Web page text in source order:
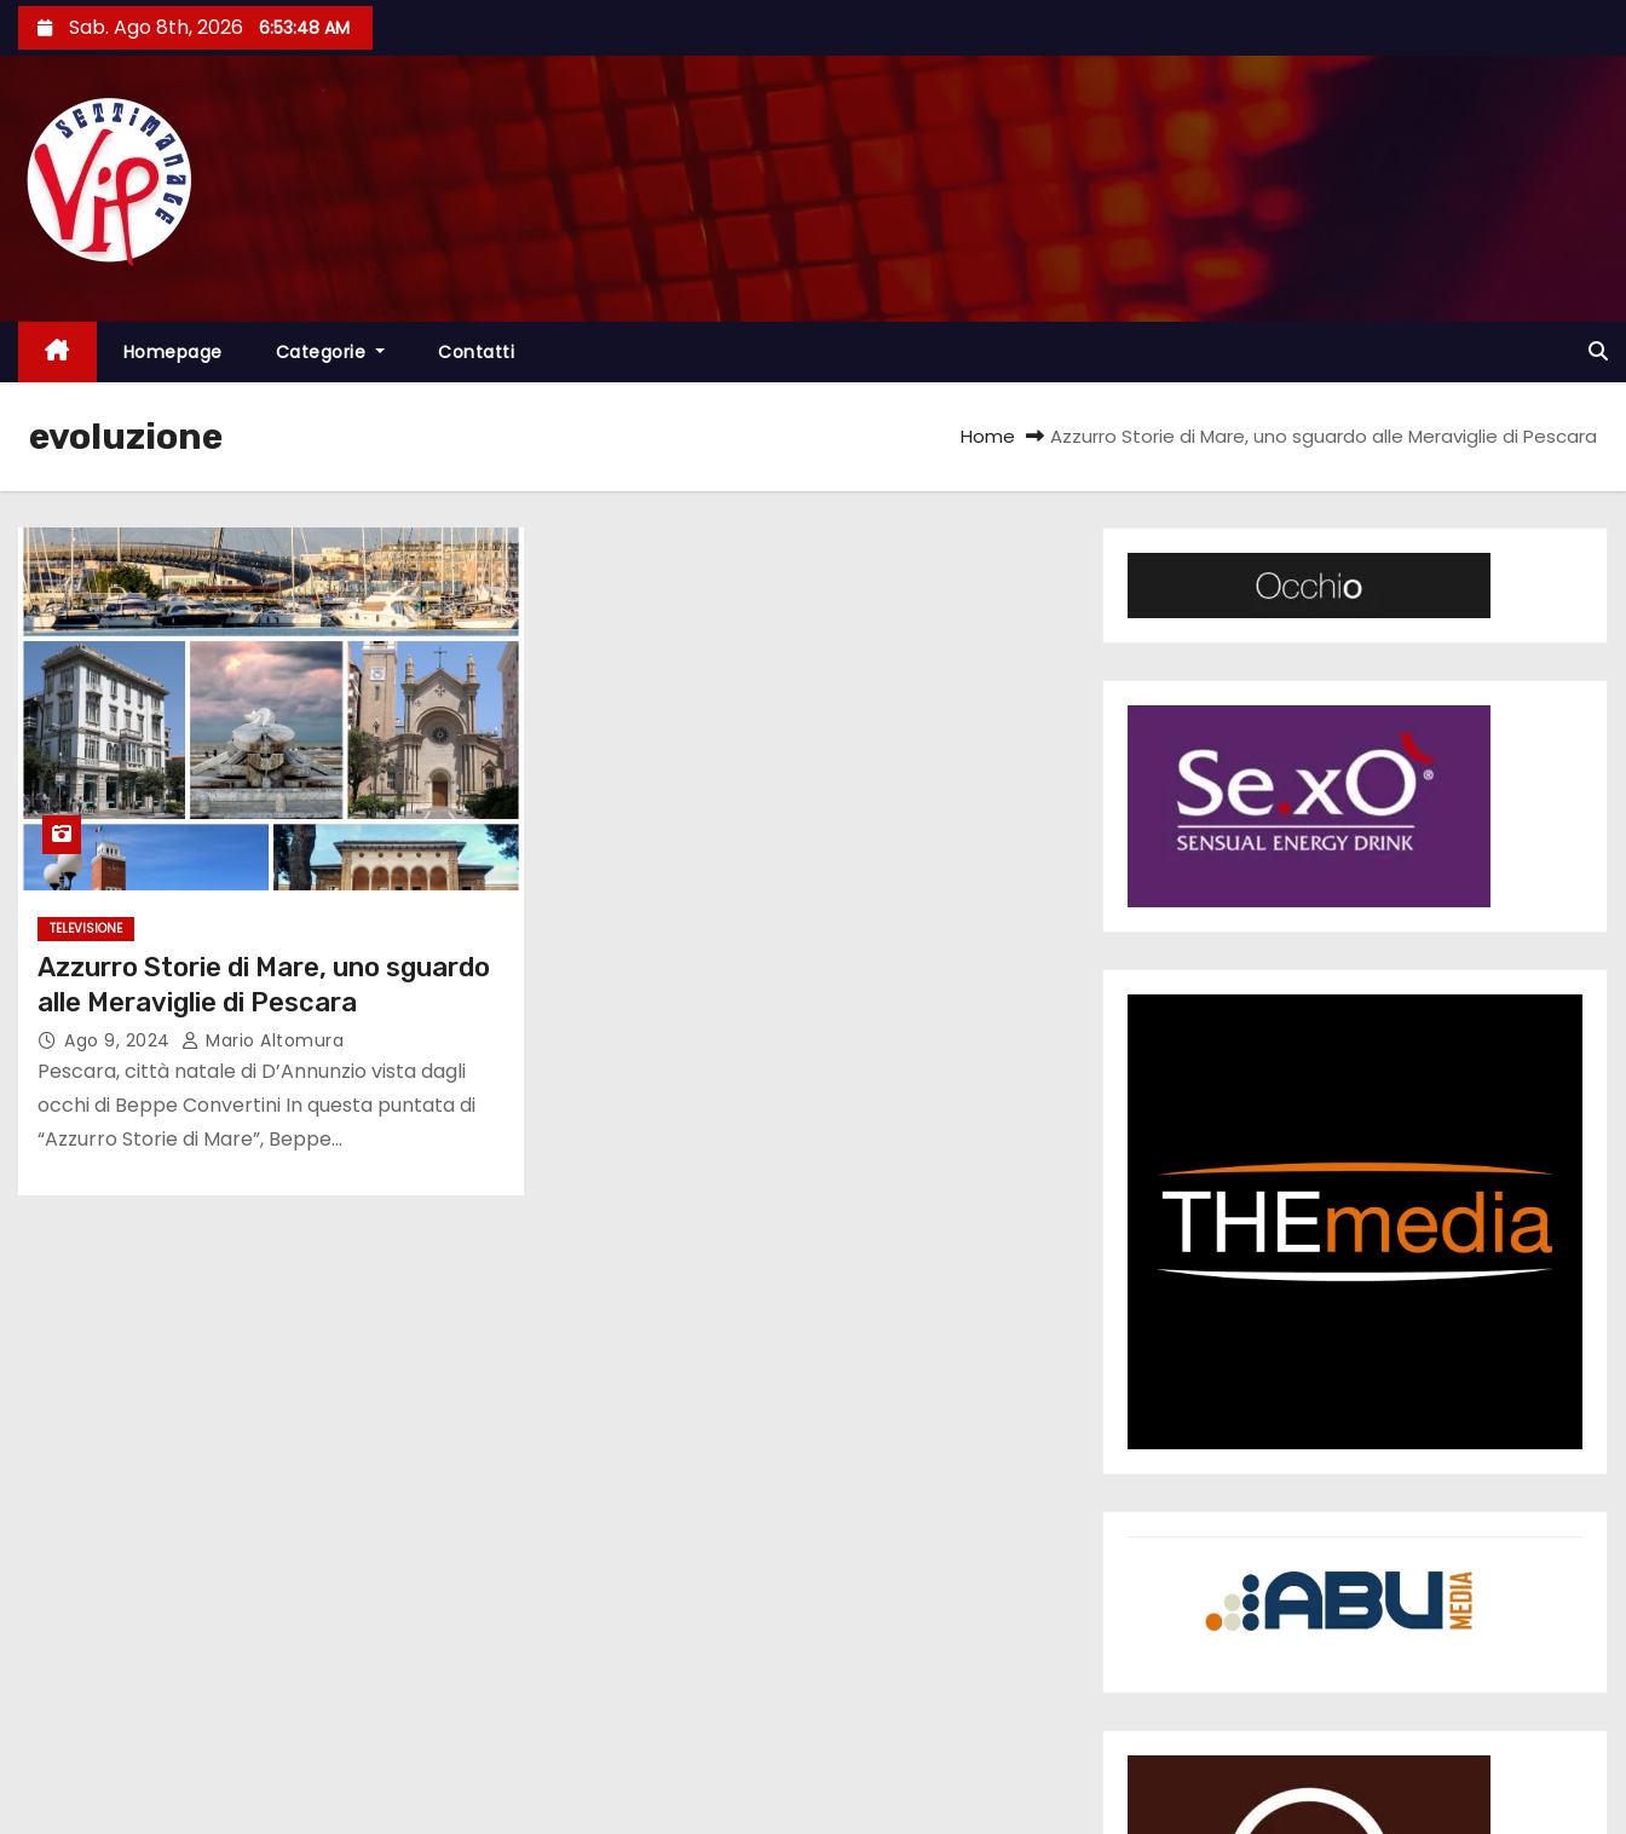
a
n
e
t
Sab. Ago 8th, 2026 6:53:49 AM
Homepage Categorie Contatti
evoluzione Home Azzurro Storie di Mare, uno sguardo alle Meraviglie di Pescara
TELEVISIONE
Azzurro Storie di Mare, uno sguardo
alle Meraviglie di Pescara
Ago 9, 2024 Mario Altomura
Pescara, città natale di D’Annunzio vista dagli
occhi di Beppe Convertini In questa puntata di
“Azzurro Storie di Mare”, Beppe…